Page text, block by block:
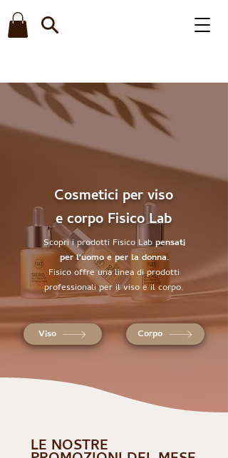
Cosmetici per viso
e corpo Fisico Lab
Scopri i prodotti Fisico Labpensati
per l'uomo e per la donna.
Fisico offre una linea di prodotti
professionali per il viso e il corpo.
Viso Corpo
LE NOSTRE